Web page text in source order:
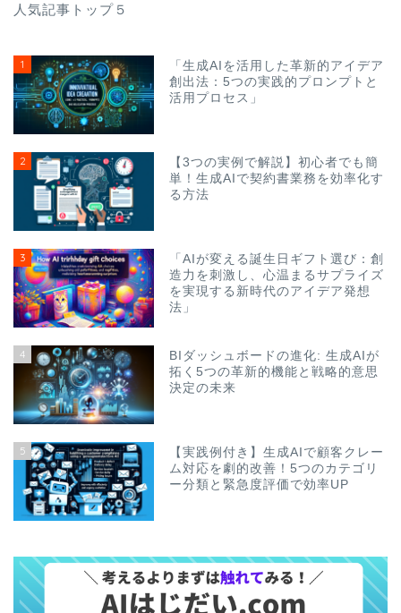
人気記事トップ５
1
「生成AIを活用した革新的アイデア
創出法：5つの実践的プロンプトと
活用プロセス」
2
【3つの実例で解説】初心者でも簡
単！生成AIで契約書業務を効率化す
る方法
3
「AIが変える誕生日ギフト選び：創
造力を刺激し、心温まるサプライズ
を実現する新時代のアイデア発想
法」
4
BIダッシュボードの進化: 生成AIが
拓く5つの革新的機能と戦略的意思
決定の未来
5
【実践例付き】生成AIで顧客クレー
ム対応を劇的改善！5つのカテゴリ
ー分類と緊急度評価で効率UP